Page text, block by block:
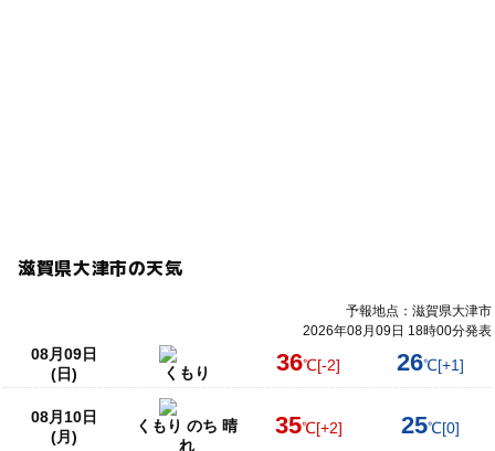
滋賀県大津市の天気
予報地点：滋賀県大津市
2026年08月09日 18時00分発表
08月09日
(日)
くもり 36℃[-2] 26℃[+1]
08月10日
(月)
くもり のち 晴
れ
35℃[+2] 25℃[0]